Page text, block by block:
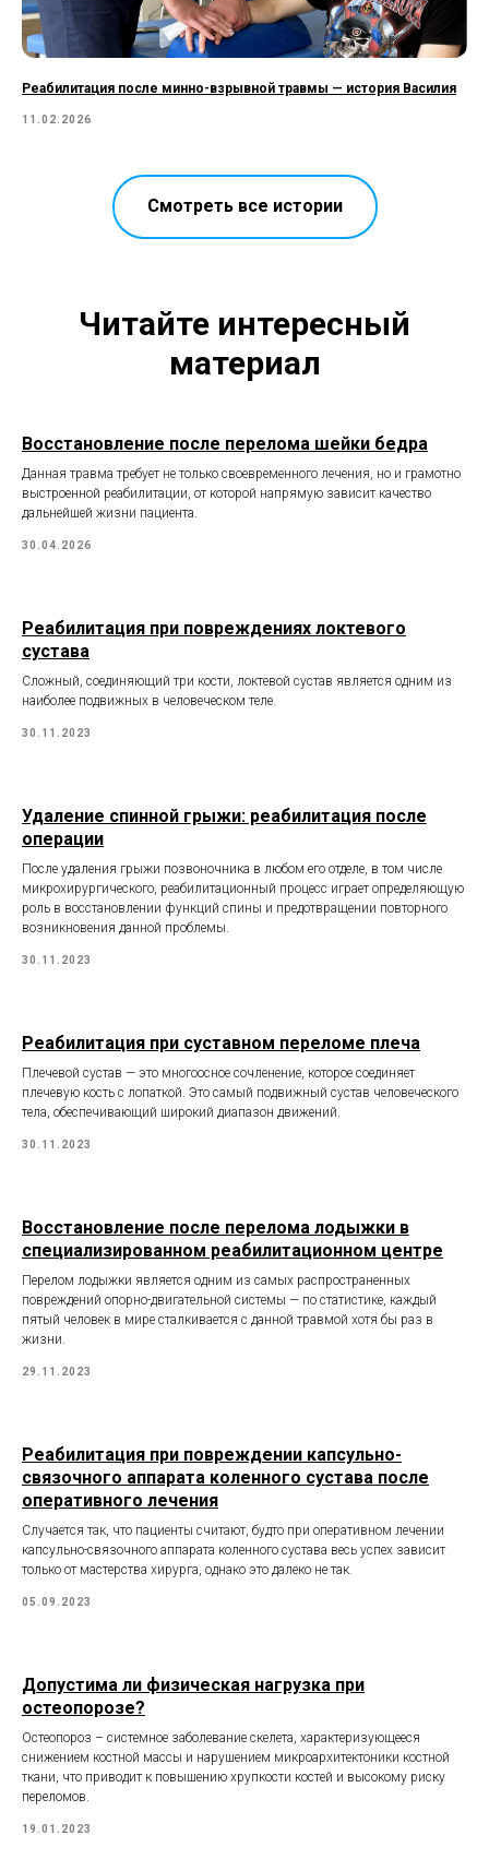
Реабилитация после минно-взрывной травмы — история Василия
11.02.2026
Смотреть все истории
Читайте интересный
материал
Восстановление после перелома шейки бедра
Данная травма требует не только своевременного лечения, но и грамотно
выстроенной реабилитации, от которой напрямую зависит качество
дальнейшей жизни пациента.
30.04.2026
Реабилитация при повреждениях локтевого
сустава
Сложный, соединяющий три кости, локтевой сустав является одним из
наиболее подвижных в человеческом теле.
30.11.2023
Удаление спинной грыжи: реабилитация после
операции
После удаления грыжи позвоночника в любом его отделе, в том числе
микрохирургического, реабилитационный процесс играет определяющую
роль в восстановлении функций спины и предотвращении повторного
возникновения данной проблемы.
30.11.2023
Реабилитация при суставном переломе плеча
Плечевой сустав — это многоосное сочленение, которое соединяет
плечевую кость с лопаткой. Это самый подвижный сустав человеческого
тела, обеспечивающий широкий диапазон движений.
30.11.2023
Восстановление после перелома лодыжки в
специализированном реабилитационном центре
Перелом лодыжки является одним из самых распространенных
повреждений опорно-двигательной системы — по статистике, каждый
пятый человек в мире сталкивается с данной травмой хотя бы раз в
жизни.
29.11.2023
Реабилитация при повреждении капсульно-
связочного аппарата коленного сустава после
оперативного лечения
Случается так, что пациенты считают, будто при оперативном лечении
капсульно-связочного аппарата коленного сустава весь успех зависит
только от мастерства хирурга, однако это далеко не так.
05.09.2023
Допустима ли физическая нагрузка при
остеопорозе?
Остеопороз – системное заболевание скелета, характеризующееся
снижением костной массы и нарушением микроархитектоники костной
ткани, что приводит к повышению хрупкости костей и высокому риску
переломов.
19.01.2023